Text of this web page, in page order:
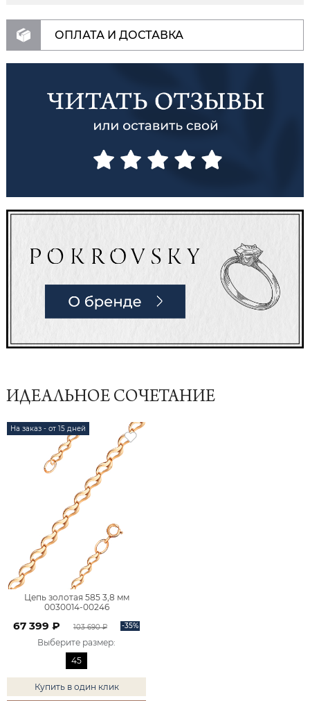
ОПЛАТА И ДОСТАВКА
ИДЕАЛЬНОЕ СОЧЕТАНИЕ
На заказ - от 15 дней
Цепь золотая 585 3,8 мм
0030014-00246
67 399 ₽ 103 690 ₽ -35%
Выберите размер:
45
Купить в один клик